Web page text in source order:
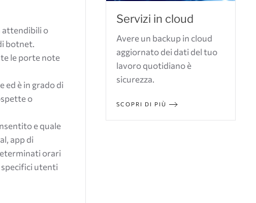
attendibili o
botnet.
le porte note
ed è in grado di
o
e quale
app di
orari
specifici utenti
Servizi in cloud
Avere un backup in cloud
aggiornato dei dati del tuo
lavoro quotidiano è
sicurezza.
SCOPRI DI PIÙ